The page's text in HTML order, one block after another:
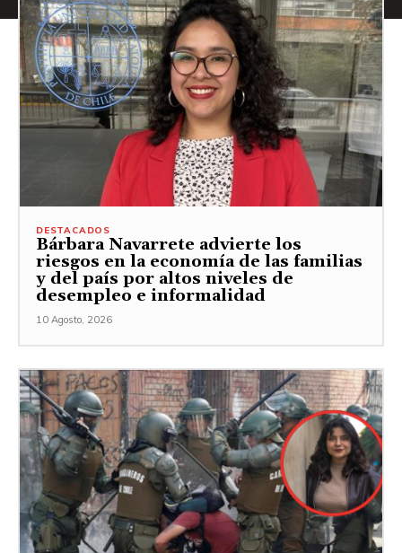
DESTACADOS
Bárbara Navarrete advierte los
riesgos en la economía de las familias
y del país por altos niveles de
desempleo e informalidad
10 Agosto, 2026